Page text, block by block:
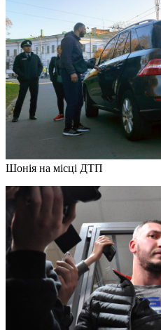
Шонія на місці ДТП